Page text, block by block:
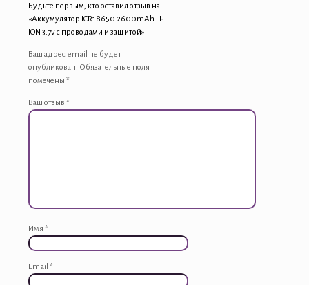
Будьте первым, кто оставил отзыв на
«Аккумулятор ICR18650 2600mAh LI-
ION 3.7v с проводами и защитой»
Ваш адрес email не будет
опубликован. Обязательные поля
помечены *
Ваш отзыв *
Имя *
Email *